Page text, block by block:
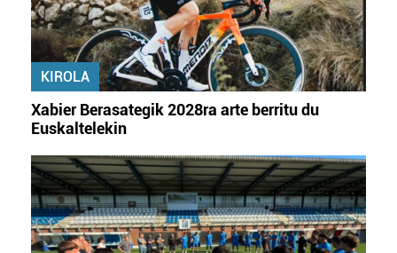
baliatzen gara. Ohar hau onartuz gero, teknologia hori
erabiltzeko baimen esplizitua ematen diguzu.Gehiago
irakurri
KIROLA
Xabier Berasategik 2028ra arte berritu du
Euskaltelekin